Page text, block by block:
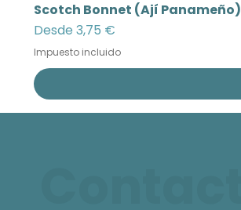
Scotch Bonnet (Ají Panameño)
Desde 3,75 €
Precio de oferta
Impuesto incluido